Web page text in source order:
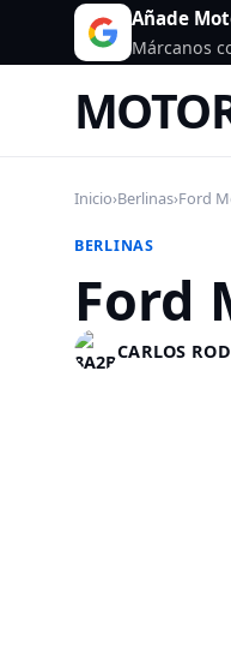
Añade
Márcanos
Inicio›Berlinas›Ford
BERLINAS
Ford
CARLOS